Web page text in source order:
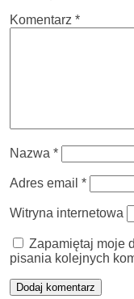
Komentarz *
Nazwa *
Adres email *
Witryna internetowa
Zapamiętaj moje
pisania kolejnych